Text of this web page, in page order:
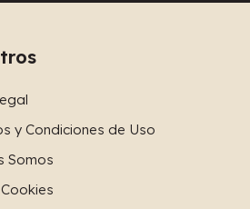
y Condiciones de Uso
Somos